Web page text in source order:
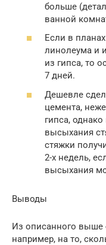
больше
ванной
Если в
линолеума и
из гипса, то
7 дней.
Дешевле
цемента,
гипса,
высыхания
стяжки
2-х недель,
высыхания
Выводы
Из описанного выше
например, на то,